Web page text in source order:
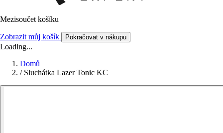
Mezisoučet košíku
Zobrazit můj košík Pokračovat v nákupu
Loading...
Domů
/ Sluchátka Lazer Tonic KC